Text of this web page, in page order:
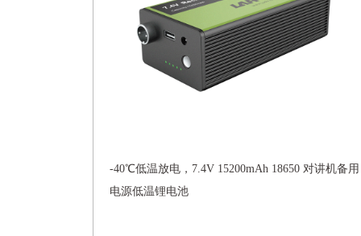
-40℃低温放电，7.4V 15200mAh 18650 对讲机备用
电源低温锂电池